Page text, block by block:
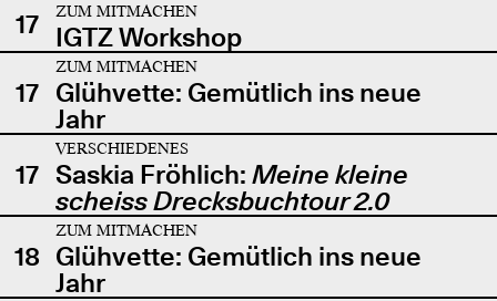
17
ZUM MITMACHEN
IGTZ Workshop
17
ZUM MITMACHEN
Glühvette: Gemütlich ins neue
Jahr
17
VERSCHIEDENES
Saskia Fröhlich: Meine kleine
scheiss Drecksbuchtour 2.0
18
ZUM MITMACHEN
Glühvette: Gemütlich ins neue
Jahr